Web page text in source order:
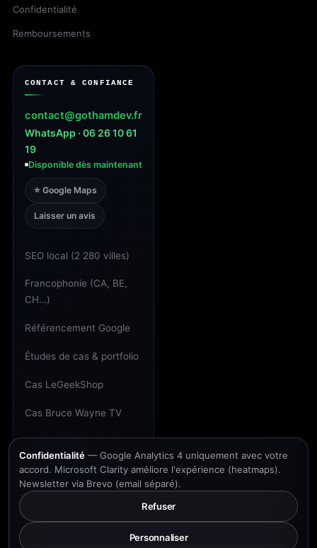
Confidentialité
Remboursements
CONTACT & CONFIANCE
contact@gothamdev.fr
WhatsApp · 06 26 10 61
19
Disponible dès maintenant
⭐ Google Maps
Laisser un avis
SEO local (2 280 villes)
Francophonie (CA, BE,
CH…)
Référencement Google
Études de cas & portfolio
Cas LeGeekShop
Cas Bruce Wayne TV
Cas JR Postop
Cas Écosystème Riviera
Trustpilot 4,3★
Profil Malt
Confidentialité — Google Analytics 4 uniquement avec votre
accord. Microsoft Clarity améliore l'expérience (heatmaps).
Newsletter via Brevo (email séparé).
Refuser
Personnaliser